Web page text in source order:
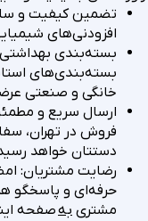
تضمین کیفیت و
افزودنی‌های
بسته‌بندی
بسته‌بندی‌های
خانگی و صنعتی
ارسال سریع و
فروش در تهران،
دستتان خواهد
رضایت مشتریان:
حرفه‌ای و پاسخگو
مشتریبهصفحه